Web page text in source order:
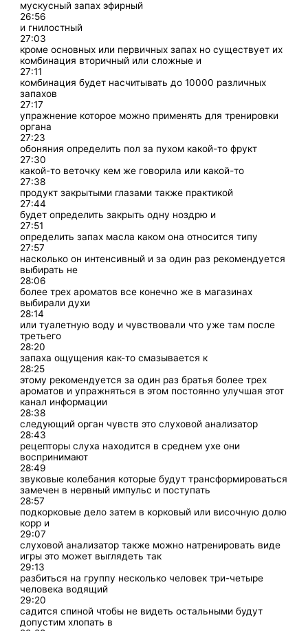
мускусный запах эфирный
26:56
и гнилостный
27:03
кроме основных или первичных запах но существует их
комбинация вторичный или сложные и
27:11
комбинация будет насчитывать до 10000 различных
запахов
27:17
упражнение которое можно применять для тренировки
органа
27:23
обоняния определить пол за пухом какой-то фрукт
27:30
какой-то веточку кем же говорила или какой-то
27:38
продукт закрытыми глазами также практикой
27:44
будет определить закрыть одну ноздрю и
27:51
определить запах масла каком она относится типу
27:57
насколько он интенсивный и за один раз рекомендуется
выбирать не
28:06
более трех ароматов все конечно же в магазинах
выбирали духи
28:14
или туалетную воду и чувствовали что уже там после
третьего
28:20
запаха ощущения как-то смазывается к
28:25
этому рекомендуется за один раз братья более трех
ароматов и упражняться в этом постоянно улучшая этот
канал информации
28:38
следующий орган чувств это слуховой анализатор
28:43
рецепторы слуха находится в среднем ухе они
воспринимают
28:49
звуковые колебания которые будут трансформироваться
замечен в нервный импульс и поступать
28:57
подкорковые дело затем в корковый или височную долю
корр и
29:07
слуховой анализатор также можно натренировать виде
игры это может выглядеть так
29:13
разбиться на группу несколько человек три-четыре
человека водящий
29:20
садится спиной чтобы не видеть остальными будут
допустим хлопать в